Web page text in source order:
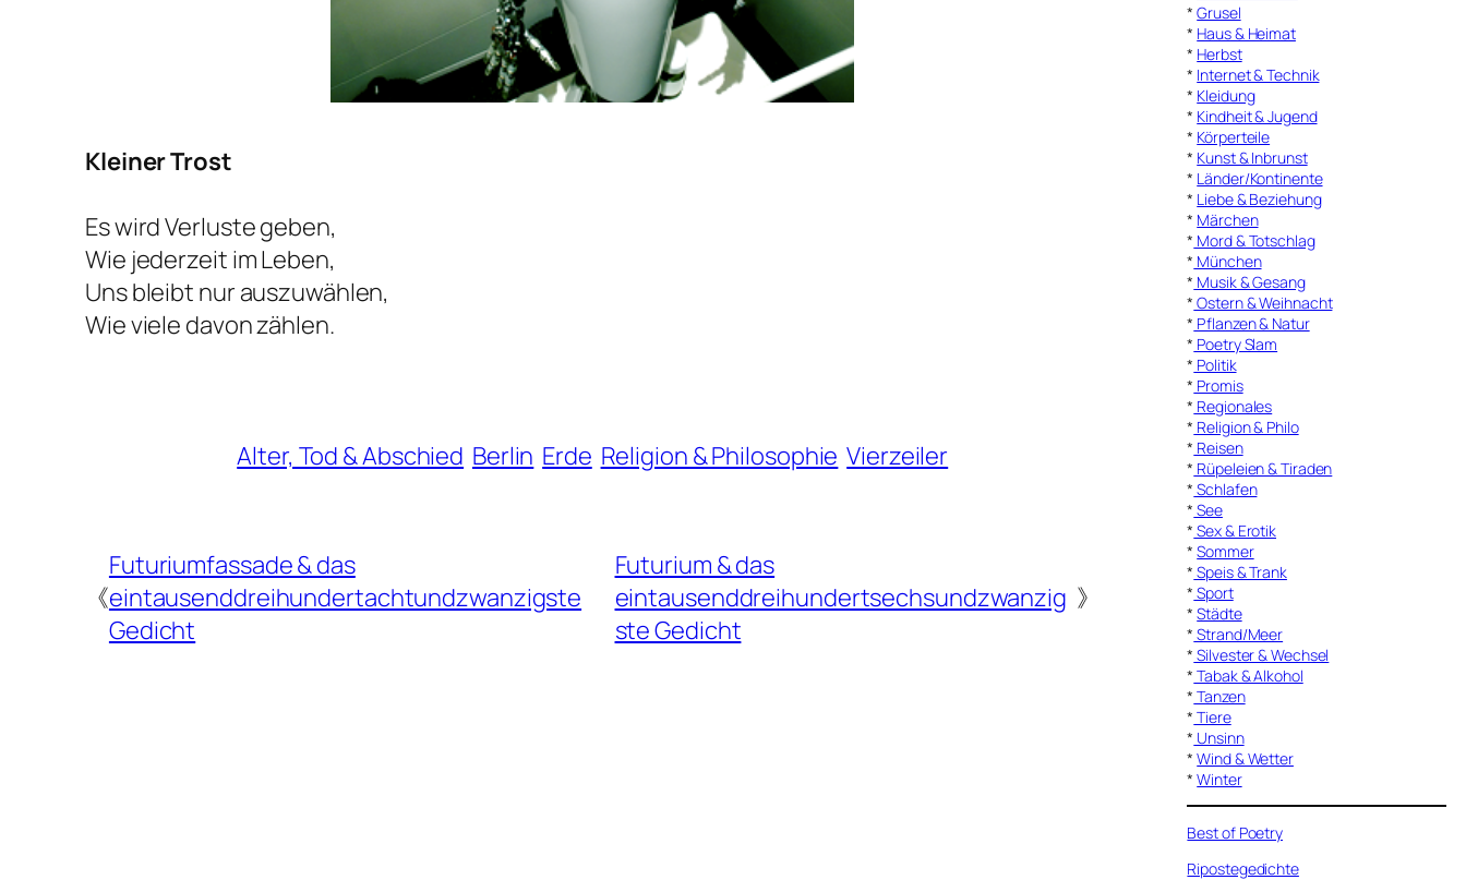
Kleiner Trost
Es wird Verluste geben,
Wie jederzeit im Leben,
Uns bleibt nur auszuwählen,
Wie viele davon zählen.
Alter, Tod & Abschied Berlin Erde Religion & Philosophie Vierzeiler
《
Futuriumfassade & das
eintausenddreihundertachtundzwanzigste
Gedicht
Futurium & das
eintausenddreihundertsechsundzwanzig
ste Gedicht
》
*Grusel
* Haus & Heimat
* Herbst
* Internet & Technik
* Kleidung
* Kindheit & Jugend
* Körperteile
* Kunst & Inbrunst
* Länder/Kontinente
* Liebe & Beziehung
* Märchen
* Mord & Totschlag
* München
* Musik & Gesang
* Ostern & Weihnacht
* Pflanzen & Natur
* Poetry Slam
* Politik
* Promis
* Regionales
* Religion & Philo
* Reisen
* Rüpeleien & Tiraden
* Schlafen
* See
* Sex & Erotik
*Sommer
* Speis & Trank
* Sport
*Städte
* Strand/Meer
* Silvester & Wechsel
* Tabak & Alkohol
* Tanzen
* Tiere
* Unsinn
*Wind & Wetter
*Winter
Best of Poetry
Ripostegedichte